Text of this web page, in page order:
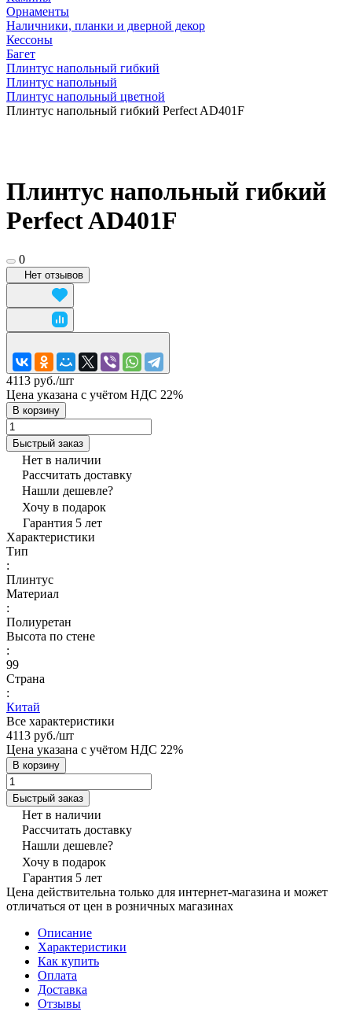
Орнаменты
Наличники, планки и дверной декор
Кессоны
Багет
Плинтус напольный гибкий
Плинтус напольный
Плинтус напольный цветной
Плинтус напольный гибкий Perfect AD401F
Плинтус напольный гибкий
Perfect AD401F
0
Нет отзывов
4113 руб./шт
Цена указана с учётом НДС 22%
В корзину
Быстрый заказ
Нет в наличии
Рассчитать доставку
Нашли дешевле?
Хочу в подарок
Гарантия 5 лет
Характеристики
Тип
:
Плинтус
Материал
:
Полиуретан
Высота по стене
:
99
Страна
:
Китай
Все характеристики
4113 руб./шт
Цена указана с учётом НДС 22%
В корзину
Быстрый заказ
Нет в наличии
Рассчитать доставку
Нашли дешевле?
Хочу в подарок
Гарантия 5 лет
Цена действительна только для интернет-магазина и может
отличаться от цен в розничных магазинах
Описание
Характеристики
Как купить
Оплата
Доставка
Отзывы